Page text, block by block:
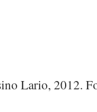
Lario, 2012.